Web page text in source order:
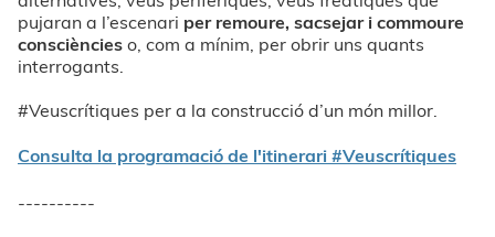
pujaran a l’escenari per remoure, sacsejar i commoure
consciències o, com a mínim, per obrir uns quants
interrogants.
#Veuscrítiques per a la construcció d’un món millor.
Consulta la programació de l'itinerari #Veuscrítiques
----------